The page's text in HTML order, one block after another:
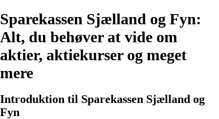
Sparekassen Sjælland og Fyn:
Alt, du behøver at vide om
aktier, aktiekurser og meget
mere
Introduktion til Sparekassen Sjælland og
Fyn